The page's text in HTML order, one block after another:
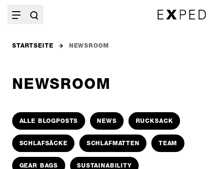
STARTSEITE NEWSROOM
NEWSROOM
ALLE BLOGPOSTS NEWS RUCKSACK
SCHLAFSÄCKE SCHLAFMATTEN TEAM
GEAR BAGS SUSTAINABILITY